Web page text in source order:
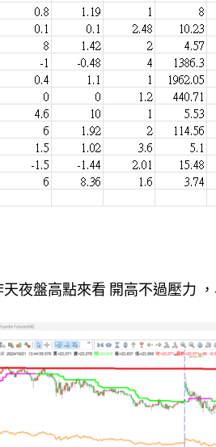
夜盤高點來看 開高不過壓力